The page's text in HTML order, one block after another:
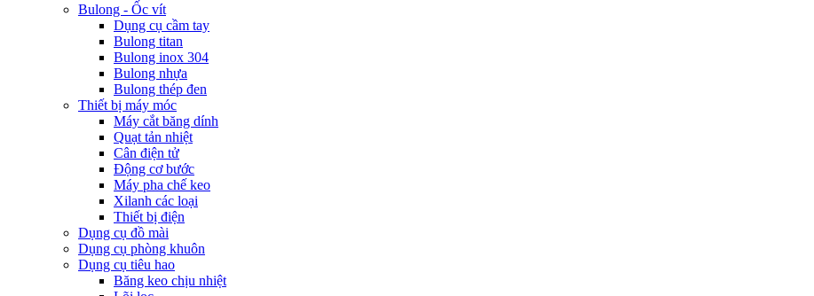
Bulong - Ốc vít
Dụng cụ cầm tay
Bulong titan
Bulong inox 304
Bulong nhựa
Bulong thép đen
Thiết bị máy móc
Máy cắt băng dính
Quạt tản nhiệt
Cân điện tử
Động cơ bước
Máy pha chế keo
Xilanh các loại
Thiết bị điện
Dụng cụ đồ mài
Dụng cụ phòng khuôn
Dụng cụ tiêu hao
Băng keo chịu nhiệt